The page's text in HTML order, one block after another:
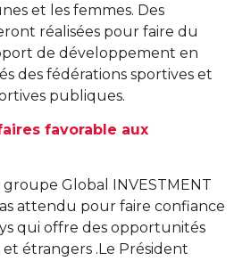
et les femmes. Des
réalisées pour faire du
de développement en
des fédérations sportives et
publiques.
favorable aux
groupe Global INVESTMENT
attendu pour faire confiance
qui offre des opportunités
et étrangers .Le Président